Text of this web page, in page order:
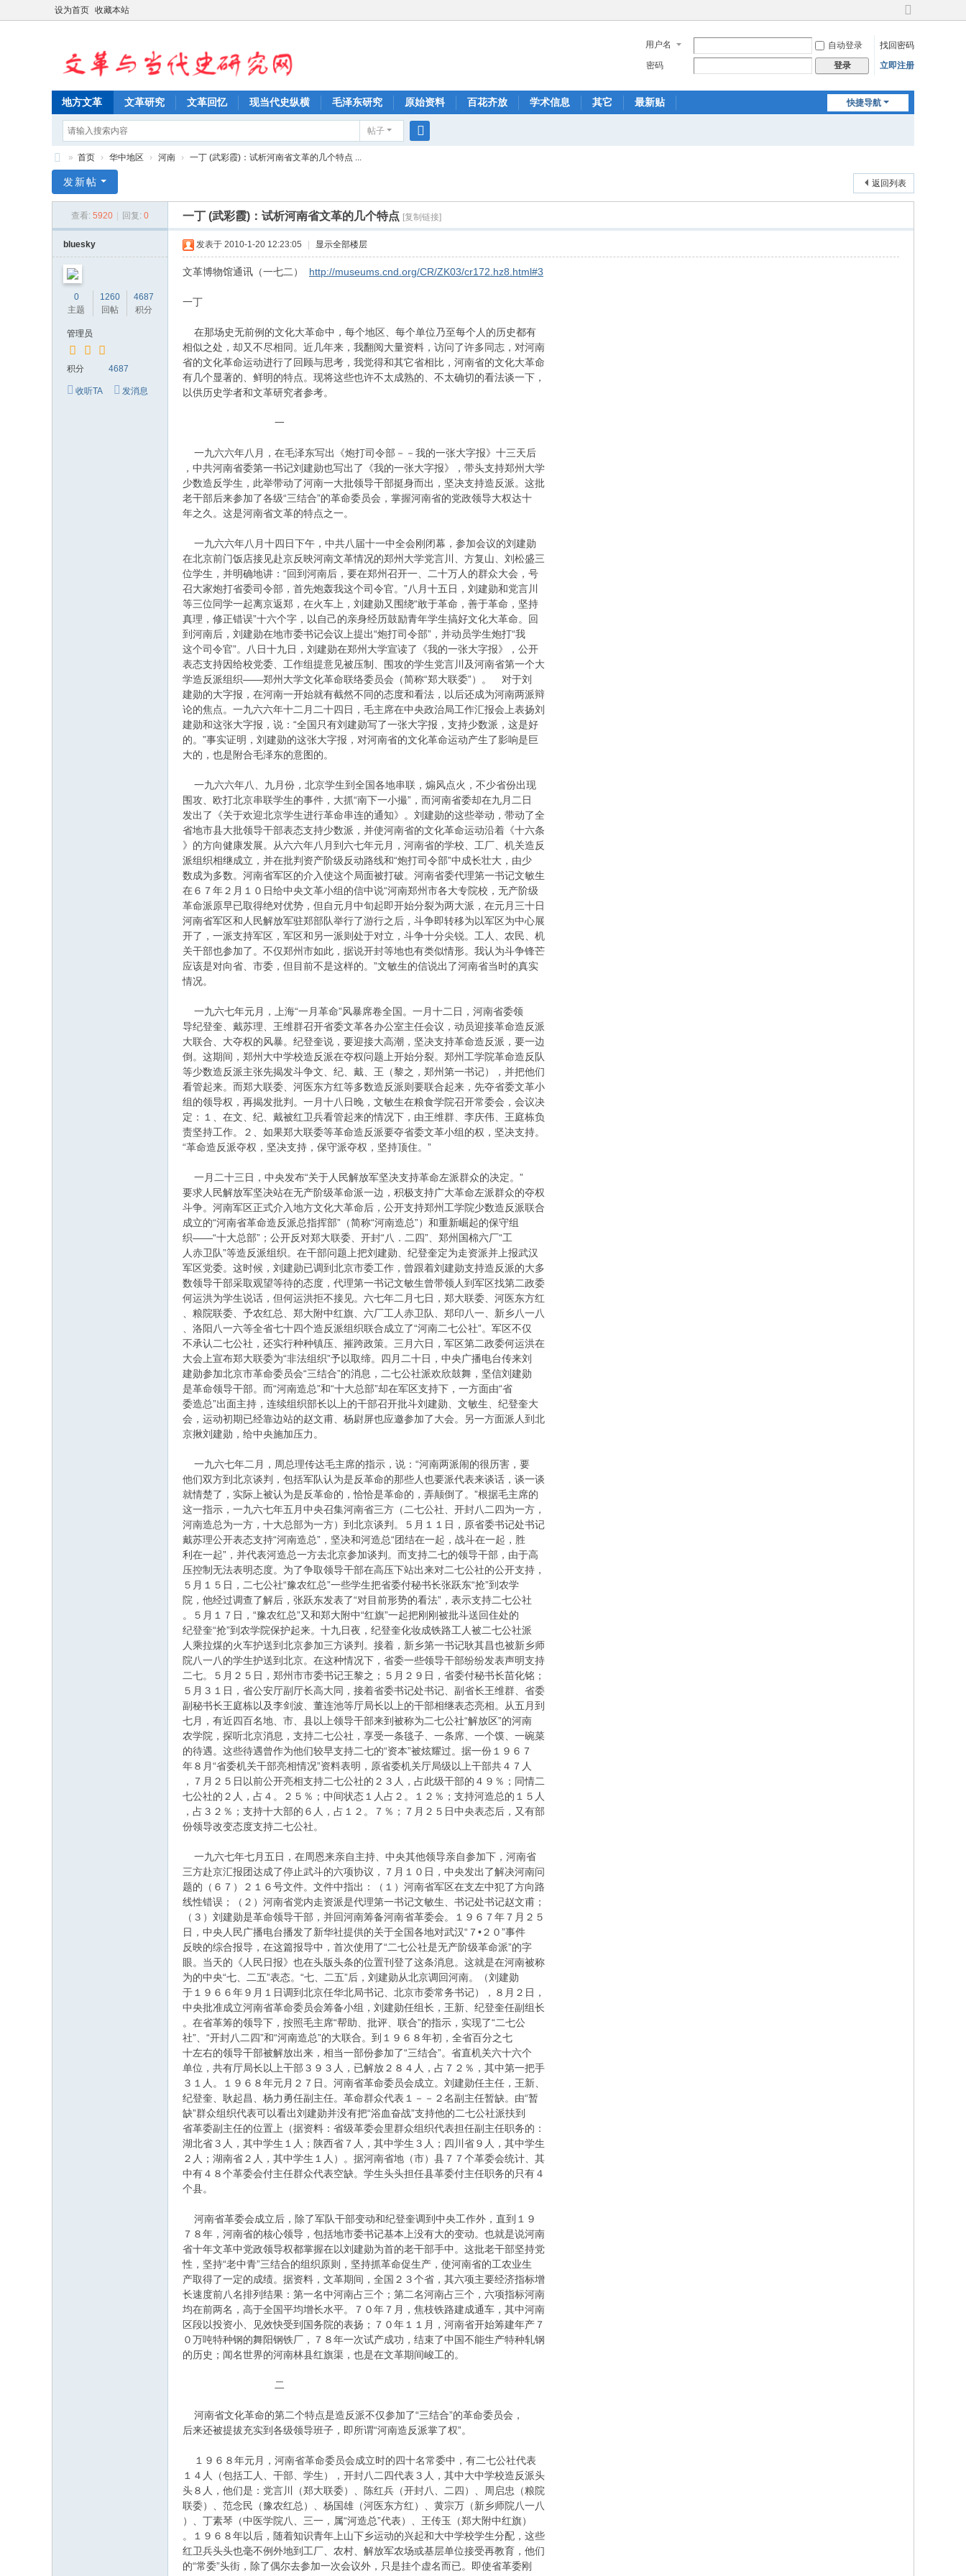
设为首页 收藏本站
切
到
宽
用户名 自动登录
找回密码
密码
登录 立即注册
快捷导航
地方文革 文革研究 文革回忆 现当代史纵横 毛泽东研究 原始资料 百花齐放 学术信息 其它 最新贴
帖子
革
» 首页 › 华中地区 › 河南 › 一丁 (武彩霞)：试析河南省文革的几个特点 ...
返回列表
发新帖
查看: 5920 回复: 0 一丁 (武彩霞)：试析河南省文革的几个特点 [复制链接]
bluesky
0
主题
1260
回帖
4687
积分
管理员
积分 4687
收听TA 发消息
发表于 2010-1-20 12:23:05 显示全部楼层
文革博物馆通讯（一七二） http://museums.cnd.org/CR/ZK03/cr172.hz8.html#3
一丁
在那场史无前例的文化大革命中，每个地区、每个单位乃至每个人的历史都有
相似之处，却又不尽相同。近几年来，我翻阅大量资料，访问了许多同志，对河南
省的文化革命运动进行了回顾与思考，我觉得和其它省相比，河南省的文化大革命
有几个显著的、鲜明的特点。现将这些也许不太成熟的、不太确切的看法谈一下，
以供历史学者和文革研究者参考。
一
一九六六年八月，在毛泽东写出《炮打司令部－－我的一张大字报》十三天后
，中共河南省委第一书记刘建勋也写出了《我的一张大字报》，带头支持郑州大学
少数造反学生，此举带动了河南一大批领导干部挺身而出，坚决支持造反派。这批
老干部后来参加了各级“三结合”的革命委员会，掌握河南省的党政领导大权达十
年之久。这是河南省文革的特点之一。
一九六六年八月十四日下午，中共八届十一中全会刚闭幕，参加会议的刘建勋
在北京前门饭店接见赴京反映河南文革情况的郑州大学党言川、方复山、刘松盛三
位学生，并明确地讲：“回到河南后，要在郑州召开一、二十万人的群众大会，号
召大家炮打省委司令部，首先炮轰我这个司令官。”八月十五日，刘建勋和党言川
等三位同学一起离京返郑，在火车上，刘建勋又围绕“敢于革命，善于革命，坚持
真理，修正错误”十六个字，以自己的亲身经历鼓励青年学生搞好文化大革命。回
到河南后，刘建勋在地市委书记会议上提出“炮打司令部”，并动员学生炮打“我
这个司令官”。八日十九日，刘建勋在郑州大学宣读了《我的一张大字报》，公开
表态支持因给校党委、工作组提意见被压制、围攻的学生党言川及河南省第一个大
学造反派组织——郑州大学文化革命联络委员会（简称“郑大联委”）。 对于刘
建勋的大字报，在河南一开始就有截然不同的态度和看法，以后还成为河南两派辩
论的焦点。一九六六年十二月二十四日，毛主席在中央政治局工作汇报会上表扬刘
建勋和这张大字报，说：“全国只有刘建勋写了一张大字报，支持少数派，这是好
的。”事实证明，刘建勋的这张大字报，对河南省的文化革命运动产生了影响是巨
大的，也是附合毛泽东的意图的。
一九六六年八、九月份，北京学生到全国各地串联，煽风点火，不少省份出现
围攻、欧打北京串联学生的事件，大抓“南下一小撮”，而河南省委却在九月二日
发出了《关于欢迎北京学生进行革命串连的通知》。刘建勋的这些举动，带动了全
省地市县大批领导干部表态支持少数派，并使河南省的文化革命运动沿着《十六条
》的方向健康发展。从六六年八月到六七年元月，河南省的学校、工厂、机关造反
派组织相继成立，并在批判资产阶级反动路线和“炮打司令部”中成长壮大，由少
数成为多数。河南省军区的介入使这个局面被打破。河南省委代理第一书记文敏生
在６７年２月１０日给中央文革小组的信中说“河南郑州市各大专院校，无产阶级
革命派原早已取得绝对优势，但自元月中旬起即开始分裂为两大派，在元月三十日
河南省军区和人民解放军驻郑部队举行了游行之后，斗争即转移为以军区为中心展
开了，一派支持军区，军区和另一派则处于对立，斗争十分尖锐。工人、农民、机
关干部也参加了。不仅郑州市如此，据说开封等地也有类似情形。我认为斗争锋芒
应该是对向省、市委，但目前不是这样的。”文敏生的信说出了河南省当时的真实
情况。
一九六七年元月，上海“一月革命”风暴席卷全国。一月十二日，河南省委领
导纪登奎、戴苏理、王维群召开省委文革各办公室主任会议，动员迎接革命造反派
大联合、大夺权的风暴。纪登奎说，要迎接大高潮，坚决支持革命造反派，要一边
倒。这期间，郑州大中学校造反派在夺权问题上开始分裂。郑州工学院革命造反队
等少数造反派主张先揭发斗争文、纪、戴、王（黎之，郑州第一书记），并把他们
看管起来。而郑大联委、河医东方红等多数造反派则要联合起来，先夺省委文革小
组的领导权，再揭发批判。一月十八日晚，文敏生在粮食学院召开常委会，会议决
定：１、在文、纪、戴被红卫兵看管起来的情况下，由王维群、李庆伟、王庭栋负
责坚持工作。２、如果郑大联委等革命造反派要夺省委文革小组的权，坚决支持。
“革命造反派夺权，坚决支持，保守派夺权，坚持顶住。”
一月二十三日，中央发布“关于人民解放军坚决支持革命左派群众的决定。”
要求人民解放军坚决站在无产阶级革命派一边，积极支持广大革命左派群众的夺权
斗争。河南军区正式介入地方文化大革命后，公开支持郑州工学院少数造反派联合
成立的“河南省革命造反派总指挥部”（简称“河南造总”）和重新崛起的保守组
织——“十大总部”；公开反对郑大联委、开封“八．二四”、郑州国棉六厂“工
人赤卫队”等造反派组织。在干部问题上把刘建勋、纪登奎定为走资派并上报武汉
军区党委。这时候，刘建勋已调到北京市委工作，曾跟着刘建勋支持造反派的大多
数领导干部采取观望等待的态度，代理第一书记文敏生曾带领人到军区找第二政委
何运洪为学生说话，但何运洪拒不接见。六七年二月七日，郑大联委、河医东方红
、粮院联委、予农红总、郑大附中红旗、六厂工人赤卫队、郑印八一、新乡八一八
、洛阳八一六等全省七十四个造反派组织联合成立了“河南二七公社”。军区不仅
不承认二七公社，还实行种种镇压、摧跨政策。三月六日，军区第二政委何运洪在
大会上宣布郑大联委为“非法组织”予以取缔。四月二十日，中央广播电台传来刘
建勋参加北京市革命委员会“三结合”的消息，二七公社派欢欣鼓舞，坚信刘建勋
是革命领导干部。而“河南造总”和“十大总部”却在军区支持下，一方面由“省
委造总”出面主持，连续组织部长以上的干部召开批斗刘建勋、文敏生、纪登奎大
会，运动初期已经靠边站的赵文甫、杨尉屏也应邀参加了大会。另一方面派人到北
京揪刘建勋，给中央施加压力。
一九六七年二月，周总理传达毛主席的指示，说：“河南两派闹的很历害，要
他们双方到北京谈判，包括军队认为是反革命的那些人也要派代表来谈话，谈一谈
就情楚了，实际上被认为是反革命的，恰恰是革命的，弄颠倒了。”根据毛主席的
这一指示，一九六七年五月中央召集河南省三方（二七公社、开封八二四为一方，
河南造总为一方，十大总部为一方）到北京谈判。５月１１日，原省委书记处书记
戴苏理公开表态支持“河南造总”，坚决和河造总“团结在一起，战斗在一起，胜
利在一起”，并代表河造总一方去北京参加谈判。而支持二七的领导干部，由于高
压控制无法表明态度。为了争取领导干部在高压下站出来对二七公社的公开支持，
５月１５日，二七公社“豫农红总”一些学生把省委付秘书长张跃东“抢”到农学
院，他经过调查了解后，张跃东发表了“对目前形势的看法”，表示支持二七公社
。５月１７日，“豫农红总”又和郑大附中“红旗”一起把刚刚被批斗送回住处的
纪登奎“抢”到农学院保护起来。十九日夜，纪登奎化妆成铁路工人被二七公社派
人乘拉煤的火车护送到北京参加三方谈判。接着，新乡第一书记耿其昌也被新乡师
院八一八的学生护送到北京。在这种情况下，省委一些领导干部纷纷发表声明支持
二七。５月２５日，郑州市市委书记王黎之；５月２９日，省委付秘书长苗化铭；
５月３１日，省公安厅副厅长高大同，接着省委书记处书记、副省长王维群、省委
副秘书长王庭栋以及李剑波、董连池等厅局长以上的干部相继表态亮相。从五月到
七月，有近四百名地、市、县以上领导干部来到被称为二七公社“解放区”的河南
农学院，探听北京消息，支持二七公社，享受一条毯子、一条席、一个馍、一碗菜
的待遇。这些待遇曾作为他们较早支持二七的“资本”被炫耀过。据一份１９６７
年８月“省委机关干部亮相情况”资料表明，原省委机关厅局级以上干部共４７人
，７月２５日以前公开亮相支持二七公社的２３人，占此级干部的４９％；同情二
七公社的２人，占４。２５％；中间状态１人占２。１２％；支持河造总的１５人
，占３２％；支持十大部的６人，占１２。７％；７月２５日中央表态后，又有部
份领导改变态度支持二七公社。
一九六七年七月五日，在周恩来亲自主持、中央其他领导亲自参加下，河南省
三方赴京汇报团达成了停止武斗的六项协议，７月１０日，中央发出了解决河南问
题的（６７）２１６号文件。文件中指出：（１）河南省军区在支左中犯了方向路
线性错误；（２）河南省党内走资派是代理第一书记文敏生、书记处书记赵文甫；
（３）刘建勋是革命领导干部，并回河南筹备河南省革委会。１９６７年７月２５
日，中央人民广播电台播发了新华社提供的关于全国各地对武汉“７•２０”事件
反映的综合报导，在这篇报导中，首次使用了“二七公社是无产阶级革命派”的字
眼。当天的《人民日报》也在头版头条的位置刊登了这条消息。这就是在河南被称
为的中央“七、二五”表态。“七、二五”后，刘建勋从北京调回河南。（刘建勋
于１９６６年９月１日调到北京任华北局书记、北京市委常务书记），８月２日，
中央批准成立河南省革命委员会筹备小组，刘建勋任组长，王新、纪登奎任副组长
。在省革筹的领导下，按照毛主席“帮助、批评、联合”的指示，实现了“二七公
社”、“开封八二四”和“河南造总”的大联合。到１９６８年初，全省百分之七
十左右的领导干部被解放出来，相当一部份参加了“三结合”。省直机关六十六个
单位，共有厅局长以上干部３９３人，已解放２８４人，占７２％，其中第一把手
３１人。１９６８年元月２７日。河南省革命委员会成立。刘建勋任主任，王新、
纪登奎、耿起昌、杨力勇任副主任。革命群众代表１－－２名副主任暂缺。由“暂
缺”群众组织代表可以看出刘建勋并没有把“浴血奋战”支持他的二七公社派扶到
省革委副主任的位置上（据资料：省级革委会里群众组织代表担任副主任职务的：
湖北省３人，其中学生１人；陕西省７人，其中学生３人；四川省９人，其中学生
２人；湖南省２人，其中学生１人）。据河南省地（市）县７７个革委会统计、其
中有４８个革委会付主任群众代表空缺。学生头头担任县革委付主任职务的只有４
个县。
河南省革委会成立后，除了军队干部变动和纪登奎调到中央工作外，直到１９
７８年，河南省的核心领导，包括地市委书记基本上没有大的变动。也就是说河南
省十年文革中党政领导权都掌握在以刘建勋为首的老干部手中。这批老干部坚持党
性，坚持“老中青”三结合的组织原则，坚持抓革命促生产，使河南省的工农业生
产取得了一定的成绩。据资料，文革期间，全国２３个省，其六项主要经济指标增
长速度前八名排列结果：第一名中河南占三个；第二名河南占三个，六项指标河南
均在前两名，高于全国平均增长水平。７０年７月，焦枝铁路建成通车，其中河南
区段以投资小、见效快受到国务院的表扬；７０年１１月，河南省开始筹建年产７
０万吨特种钢的舞阳钢铁厂，７８年一次试产成功，结束了中国不能生产特种轧钢
的历史；闻名世界的河南林县红旗渠，也是在文革期间峻工的。
二
河南省文化革命的第二个特点是造反派不仅参加了“三结合”的革命委员会，
后来还被提拔充实到各级领导班子，即所谓“河南造反派掌了权”。
１９６８年元月，河南省革命委员会成立时的四十名常委中，有二七公社代表
１４人（包括工人、干部、学生），开封八二四代表３人，其中大中学校造反派头
头８人，他们是：党言川（郑大联委）、陈红兵（开封八、二四）、周启忠（粮院
联委）、范念民（豫农红总）、杨国雄（河医东方红）、黄宗万（新乡师院八一八
）、丁素琴（中医学院八、三一，属“河造总”代表）、王传玉（郑大附中红旗）
。１９６８年以后，随着知识青年上山下乡运动的兴起和大中学校学生分配，这些
红卫兵头头也毫不例外地到工厂、农村、解放军农场或基层单位接受再教育，他们
的“常委”头街，除了偶尔去参加一次会议外，只是挂个虚名而已。即使省革委刚